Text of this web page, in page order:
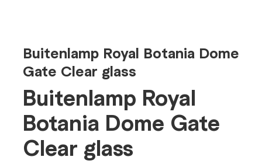
Buitenlamp Royal Botania Dome
Gate Clear glass
Buitenlamp Royal
Botania Dome Gate
Clear glass